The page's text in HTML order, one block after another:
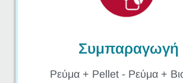
Συμπαραγωγή​
Ρεύμα + Pellet - Ρεύμα +